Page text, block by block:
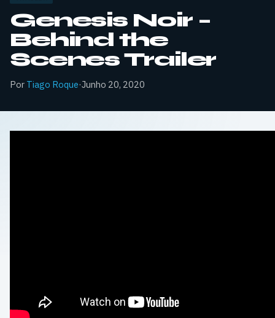
Genesis Noir –
Behind the
Scenes Trailer
Por Tiago Roque·Junho 20, 2020